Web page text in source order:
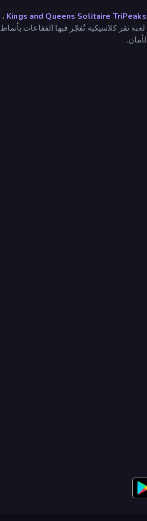
Kings and Queens Solitaire TriPeaks ،
نقر كلاسيكية تُفجّر فيها الفقاعات بأنماط